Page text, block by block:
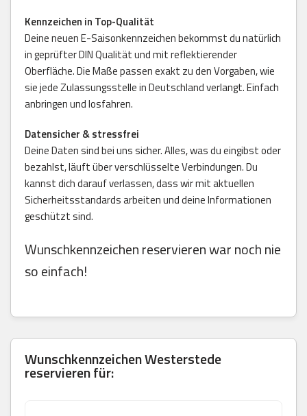
Kennzeichen in Top-Qualität
Deine neuen E-Saisonkennzeichen bekommst du natürlich
in geprüfter DIN Qualität und mit reflektierender
Oberfläche. Die Maße passen exakt zu den Vorgaben, wie
sie jede Zulassungsstelle in Deutschland verlangt. Einfach
anbringen und losfahren.
Datensicher & stressfrei
Deine Daten sind bei uns sicher. Alles, was du eingibst oder
bezahlst, läuft über verschlüsselte Verbindungen. Du
kannst dich darauf verlassen, dass wir mit aktuellen
Sicherheitsstandards arbeiten und deine Informationen
geschützt sind.
Wunschkennzeichen reservieren war noch nie
so einfach!
Wunschkennzeichen Westerstede
reservieren für: